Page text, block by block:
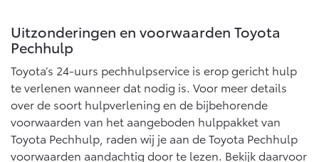
Uitzonderingen en voorwaarden Toyota
Pechhulp
Toyota’s 24-uurs pechhulpservice is erop gericht hulp
te verlenen wanneer dat nodig is. Voor meer details
over de soort hulpverlening en de bijbehorende
voorwaarden van het aangeboden hulppakket van
Toyota Pechhulp, raden wij je aan de Toyota Pechhulp
voorwaarden aandachtig door te lezen. Bekijk daarvoor